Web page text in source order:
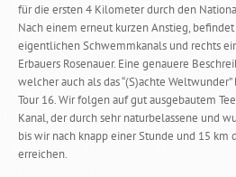
für die ersten 4 Kilometer durch den
Nach einem erneut kurzen Anstieg,
eigentlichen Schwemmkanals und rechts
Erbauers Rosenauer. Eine genauere
welcher auch als das “(S)achte
Tour 16. Wir folgen auf gut ausgebautem
Kanal, der durch sehr naturbelassene und
bis wir nach knapp einer Stunde und 15 km
erreichen.